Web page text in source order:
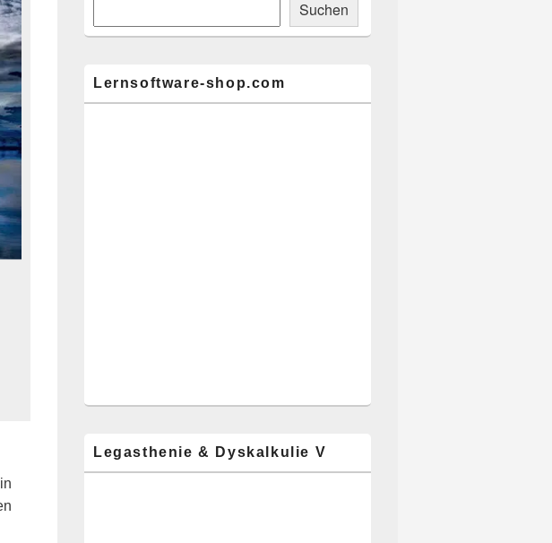
Suchen
Lernsoftware-shop.com
Legasthenie & Dyskalkulie V